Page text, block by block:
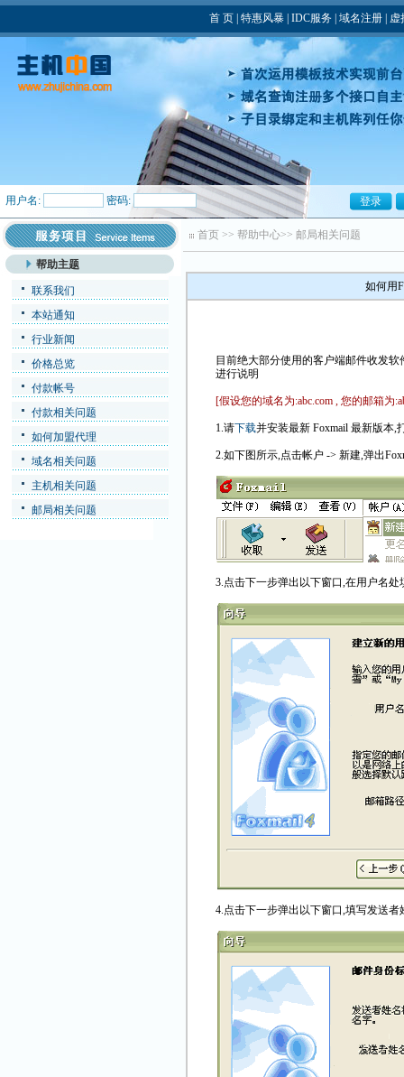
首 页 特惠风暴 IDC服务 域名注册 虚
用户名: 密码:
帮助主题
联系我们
本站通知
行业新闻
价格总览
付款帐号
付款相关问题
如何加盟代理
域名相关问题
主机相关问题
邮局相关问题
首页 >> 帮助中心>> 邮局相关问题
如何用
目前绝大部分使用的客户端邮件收发
进行说明
[假设您的域名为:abc.com , 您的邮箱为
1.请下载并安装最新 Foxmail 最新版本,
2.如下图所示,点击帐户 -> 新建,弹出
3.点击下一步弹出以下窗口,在用户名处
4.点击下一步弹出以下窗口,填写发送者